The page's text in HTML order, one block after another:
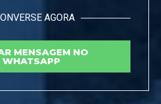
AGORA
MENSAGEM NO
WHATSAPP